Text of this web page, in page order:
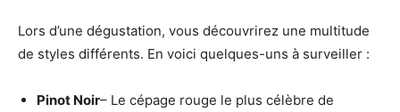
Lors d’une dégustation, vous découvrirez une multitude
de styles différents. En voici quelques-uns à surveiller :
Pinot Noir– Le cépage rouge le plus célèbre de